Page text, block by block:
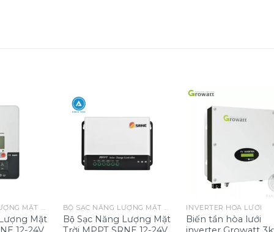
BỘ SẠC NĂNG LƯỢNG MẶT TRỜI
Mặt
BỘ SẠC NĂNG LƯỢNG MẶT TRỜI
Bộ Sạc Năng Lượng Mặt
INVERTER HÒA LƯỚI
Biến tần hòa lưới